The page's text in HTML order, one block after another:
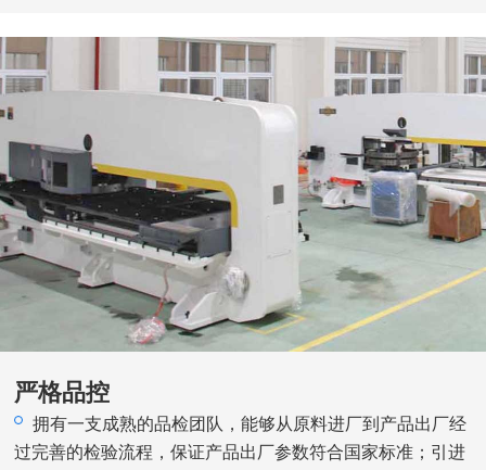
严格品控
拥有一支成熟的品检团队，能够从原料进厂到产品出厂经
过完善的检验流程，保证产品出厂参数符合国家标准；引进